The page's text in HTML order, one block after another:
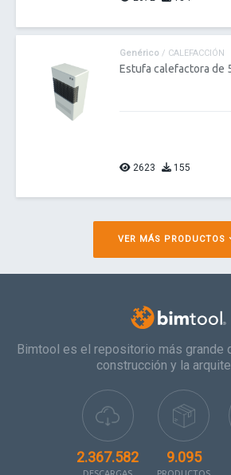
Genérico / CALEFACCIÓN
Estufa calefactora de
2623 155
VER MÁS PRODUCTOS
Bimtool es el repositorio más grande
construcción y la
2.367.582 9.095